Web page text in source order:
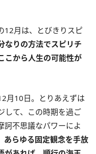
12月は、とびきりスピ
なりの方法でスピリチ
こから人生の可能性が
月10日。とりあえずは
して、この時期を過ご
不思議なパワーによ
あらゆる固定観念を手放